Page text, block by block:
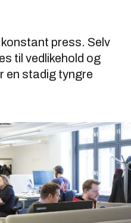
press. Selv
til vedlikehold og
en stadig tyngre